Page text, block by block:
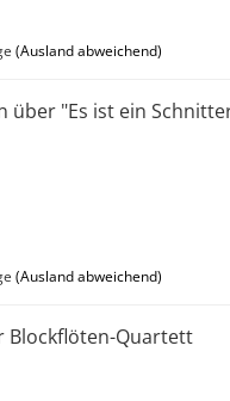
(Ausland abweichend)
über "Es ist ein
(Ausland abweichend)
Blockflöten-Quartett